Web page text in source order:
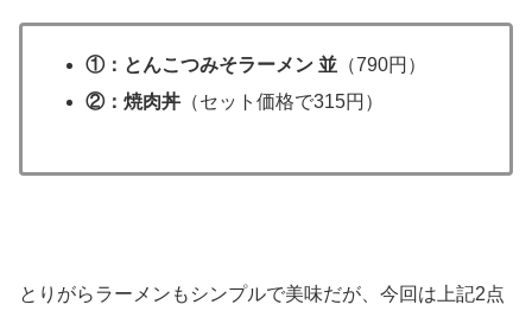
①：とんこつみそラーメン 並 （790円）
②：焼肉丼 （セット価格で315円）
とりがらラーメンもシンプルで美味だが、今回は上記2点